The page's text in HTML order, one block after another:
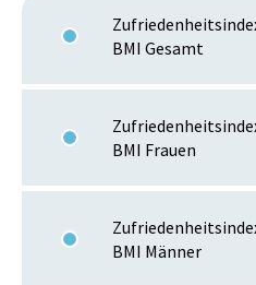
BMI Gesamt
BMI Frauen
BMI Männer